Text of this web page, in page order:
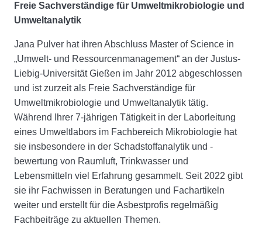
Freie Sachverständige für Umweltmikrobiologie und
Umweltanalytik
Jana Pulver hat ihren Abschluss Master of Science in
„Umwelt- und Ressourcenmanagement“ an der Justus-
Liebig-Universität Gießen im Jahr 2012 abgeschlossen
und ist zurzeit als Freie Sachverständige für
Umweltmikrobiologie und Umweltanalytik tätig.
Während Ihrer 7-jährigen Tätigkeit in der Laborleitung
eines Umweltlabors im Fachbereich Mikrobiologie hat
sie insbesondere in der Schadstoffanalytik und -
bewertung von Raumluft, Trinkwasser und
Lebensmitteln viel Erfahrung gesammelt. Seit 2022 gibt
sie ihr Fachwissen in Beratungen und Fachartikeln
weiter und erstellt für die Asbestprofis regelmäßig
Fachbeiträge zu aktuellen Themen.